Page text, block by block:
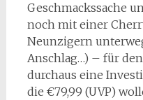
Geschmackssache
noch mit einer
Neunzigern
Anschlag…) – für
durchaus eine
die €79,99 (UVP)